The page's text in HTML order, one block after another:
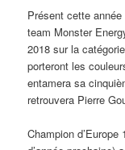
Présent cette
team Monster
2018 sur la
porteront les
entamera sa
retrouvera Pierre
Champion